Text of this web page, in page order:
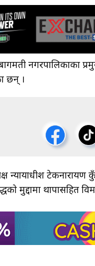
नगरपालिकाका
छन् ।
टेकनारायण
मुद्दामा थापासहित